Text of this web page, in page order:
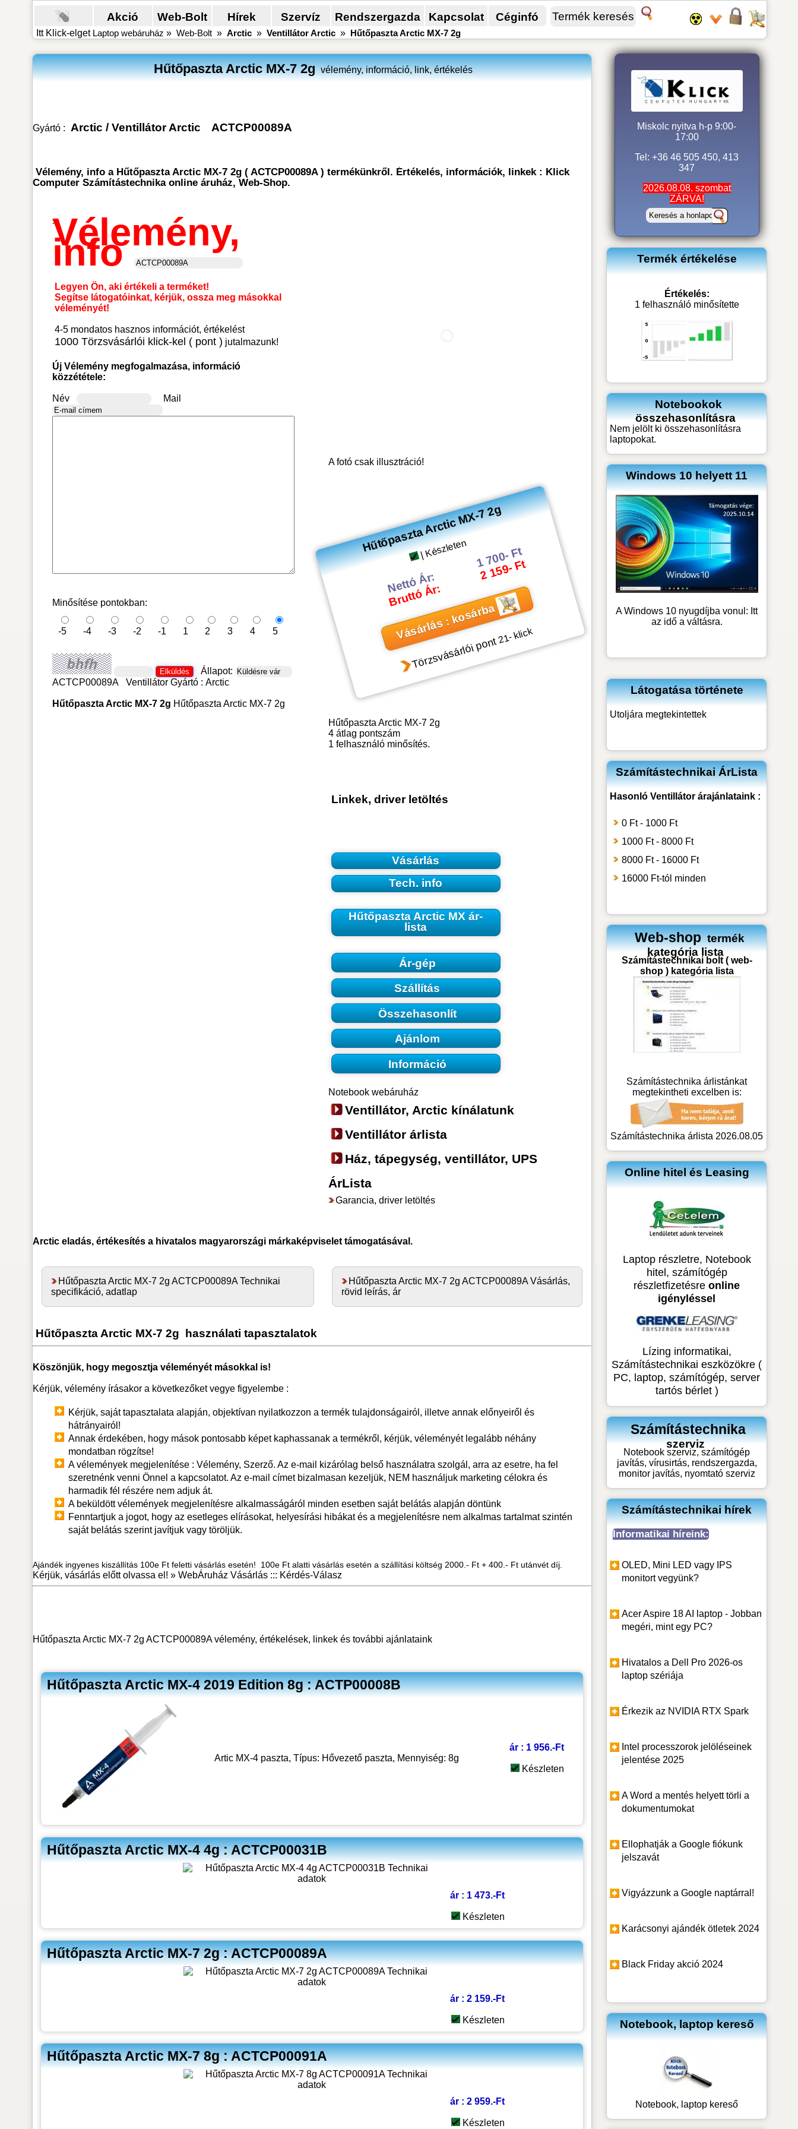
Akció Web-Bolt Hírek Szervíz Rendszergazda Kapcsolat Céginfó
Itt Klick-elget Laptop webáruház » Web-Bolt» Arctic» Ventillátor Arctic» Hűtőpaszta Arctic MX-7 2g
Hűtőpaszta Arctic MX-7 2g vélemény, információ, link, értékelés
Gyártó : Arctic / Ventillátor Arctic ACTCP00089A
Vélemény, info a Hűtőpaszta Arctic MX-7 2g ( ACTCP00089A ) termékünkről. Értékelés, információk, linkek : Klick
Computer Számítástechnika online áruház, Web-Shop.
>
Vélemény,
info
Legyen Ön, aki értékeli a terméket!
Segítse látogatóinkat, kérjük, ossza meg másokkal
véleményét!
4-5 mondatos hasznos információt, értékelést
1000 Törzsvásárlói klick-kel ( pont ) jutalmazunk!
Új Vélemény megfogalmazása, információ
közzététele:
Név Mail
Minősítése pontokban:
-5 -4 -3 -2 -1 1 2 3 4 5
Állapot:
ACTCP00089A
VentillátorGyártó : Arctic
Hűtőpaszta Arctic MX-7 2g Hűtőpaszta Arctic MX-7 2g
A fotó csak illusztráció!
Hűtőpaszta Arctic MX-7 2g
| Készleten
Nettó Ár:
Bruttó Ár:
1 700- Ft
2 159- Ft
Vásárlás : kosárba
Törzsvásárlói pont21- klick
Hűtőpaszta Arctic MX-7 2g
4átlag pontszám
1 felhasználó minősítés.
Linkek, driver letöltés
Vásárlás
Tech. info
Hűtőpaszta Arctic MX ár-
lista
Ár-gép
Szállítás
Összehasonlít
Ajánlom
Információ
Notebook webáruház
Ventillátor, Arctic kínálatunk
Ventillátor árlista
Ház, tápegység, ventillátor, UPS
ÁrLista
Garancia, driver letöltés
Arcticeladás, értékesítés a hivatalos magyarországi márkaképviselet támogatásával.
Hűtőpaszta Arctic MX-7 2g ACTCP00089A Technikai
specifikáció, adatlap
Hűtőpaszta Arctic MX-7 2g ACTCP00089A Vásárlás,
rövid leírás, ár
Hűtőpaszta Arctic MX-7 2g használati tapasztalatok
Köszönjük, hogy megosztja véleményét másokkal is!
Kérjük, vélemény írásakor a következőket vegye figyelembe :
Kérjük, saját tapasztalata alapján, objektívan nyilatkozzon a termék tulajdonságairól, illetve annak előnyeiről és
hátrányairól!
Annak érdekében, hogy mások pontosabb képet kaphassanak a termékről, kérjük, véleményét legalább néhány
mondatban rögzítse!
A vélemények megjelenítése : Vélemény, Szerző. Az e-mail kizárólag belső használatra szolgál, arra az esetre, ha fel
szeretnénk venni Önnel a kapcsolatot. Az e-mail címet bizalmasan kezeljük, NEM használjuk marketing célokra és
harmadik fél részére nem adjuk át.
A beküldött vélemények megjelenítésre alkalmasságáról minden esetben saját belátás alapján döntünk
Fenntartjuk a jogot, hogy az esetleges elírásokat, helyesírási hibákat és a megjelenítésre nem alkalmas tartalmat szintén
saját belátás szerint javítjuk vagy töröljük.
Ajándék ingyenes kiszállítás 100e Ft feletti vásárlás esetén! 100e Ft alatti vásárlás esetén a szállítási költség 2000.- Ft + 400.- Ft utánvét díj.
Kérjük, vásárlás előtt olvassa el! » WebÁruház Vásárlás ::: Kérdés-Válasz
Hűtőpaszta Arctic MX-7 2g ACTCP00089A vélemény, értékelések, linkekés további ajánlataink
Hűtőpaszta Arctic MX-4 2019 Edition 8g : ACTP00008B
Artic MX-4 paszta, Típus: Hővezető paszta, Mennyiség: 8g
ár : 1 956.-Ft
Készleten
Hűtőpaszta Arctic MX-4 4g : ACTCP00031B
ár : 1 473.-Ft
Készleten
Hűtőpaszta Arctic MX-7 2g : ACTCP00089A
ár : 2 159.-Ft
Készleten
Hűtőpaszta Arctic MX-7 8g : ACTCP00091A
ár : 2 959.-Ft
Készleten
Miskolc nyitva h-p 9:00-
17:00
Tel: +36 46 505 450, 413
347
2026.08.08. szombat
ZÁRVA!
Termék értékelése
Értékelés:
1 felhasználó minősítette
Notebookok
összehasonlításra
Nem jelölt ki összehasonlításra
laptopokat.
Windows 10 helyett 11
A Windows 10 nyugdíjba vonul: Itt
az idő a váltásra.
Látogatása története
Utoljára megtekintettek
Számítástechnikai ÁrLista
HasonlóVentillátor árajánlataink :
0 Ft - 1000 Ft
1000 Ft - 8000 Ft
8000 Ft - 16000 Ft
16000 Ft-tól minden
Web-shop termék
kategória lista
Számítástechnikai bolt ( web-
shop ) kategória lista
Számítástechnika árlistánkat
megtekintheti excelben is:
Számítástechnika árlista 2026.08.05
Online hitel és Leasing
Laptop részletre, Notebook
hitel, számítógép
részletfizetésreonline
igényléssel
Lízing informatikai,
Számítástechnikai eszközökre (
PC, laptop, számítógép, server
tartós bérlet )
Számítástechnika
szerviz
Notebook szerviz, számítógép
javítás, vírusirtás, rendszergazda,
monitor javítás, nyomtató szerviz
Számítástechnikai hírek
Informatikai híreink:
OLED, Mini LED vagy IPS
monitort vegyünk?
Acer Aspire 18 AI laptop - Jobban
megéri, mint egy PC?
Hivatalos a Dell Pro 2026-os
laptop szériája
Érkezik az NVIDIA RTX Spark
Intel processzorok jelöléseinek
jelentése 2025
A Word a mentés helyett törli a
dokumentumokat
Ellophatják a Google fiókunk
jelszavát
Vigyázzunk a Google naptárral!
Karácsonyi ajándék ötletek 2024
Black Friday akció 2024
Notebook, laptop kereső
Notebook, laptop kereső